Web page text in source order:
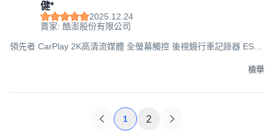
健*
2025.12.24
賣家: 酷澎股份有限公司
領先者 CarPlay 2K高清流媒體 全螢幕觸控 後視鏡行車記錄器 ES-
檢舉
1 2